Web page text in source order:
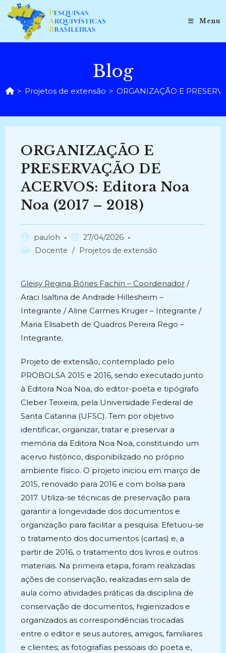
para
conteúdo
Menu
Blog
> Projetos de extensão > ORGANIZAÇÃO E
ORGANIZAÇÃO E
PRESERVAÇÃO DE
ACERVOS: Editora Noa
Noa (2017 – 2018)
Autor
do
pauloh
Post
publicado:
27/04/2026
Categoria
Docente / Projetos de extensão
Gleisy Regina Bóries Fachin – Coordenador /
Araci Isaltina de Andrade Hillesheim –
Integrante / Aline Carmes Kruger – Integrante /
Maria Elisabeth de Quadros Pereira Rego –
Integrante.
Projeto de extensão, contemplado pelo
PROBOLSA 2015 e 2016, sendo executado junto
à Editora Noa Noa, do editor-poeta e tipógrafo
Cleber Teixeira, pela Universidade Federal de
Santa Catarina (UFSC). Tem por objetivo
identificar, organizar, tratar e preservar a
memória da Editora Noa Noa, constituindo um
acervo histórico, disponibilizado no próprio
ambiente físico. O projeto iniciou em março de
2015, renovado para 2016 e com bolsa para
2017. Utiliza-se técnicas de preservação para
garantir a longevidade dos documentos e
organização para facilitar a pesquisa. Efetuou-se
o tratamento dos documentos (cartas) e, a
partir de 2016, o tratamento dos livros e outros
materiais. Na primeira etapa, foram realizadas
ações de conservação, realizadas em sala de
aula como atividades práticas da disciplina de
conservação de documentos, higienizados e
organizados as correspondências trocadas
entre o editor e seus autores, amigos, familiares
e clientes; as fotografias pessoais do poeta e,